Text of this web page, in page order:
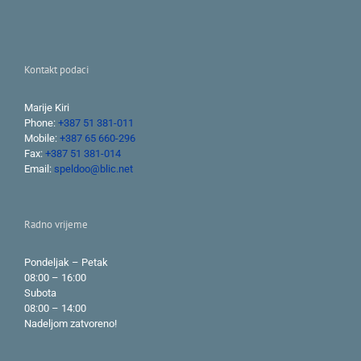
Kontakt podaci
Marije Kiri
Phone: +387 51 381-011
Mobile: +387 65 660-296
Fax: +387 51 381-014
Email: speldoo@blic.net
Radno vrijeme
Pondeljak – Petak
08:00 – 16:00
Subota
08:00 – 14:00
Nadeljom zatvoreno!